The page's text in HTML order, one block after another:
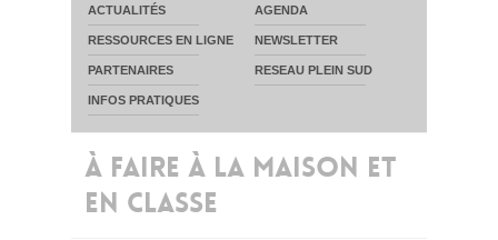
ACTUALITÉS AGENDA
RESSOURCES EN LIGNE NEWSLETTER
PARTENAIRES RESEAU PLEIN SUD
INFOS PRATIQUES
À FAIRE À LA MAISON ET
EN CLASSE